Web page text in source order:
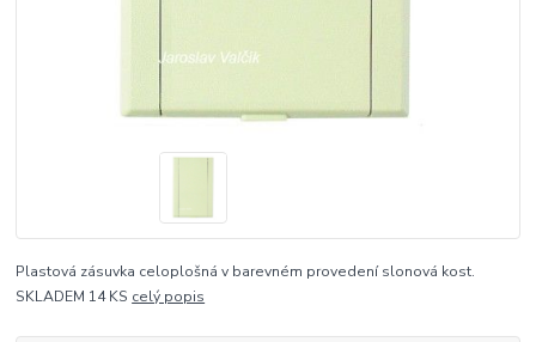
Plastová zásuvka celoplošná v barevném provedení slonová kost.
SKLADEM 14 KS celý popis